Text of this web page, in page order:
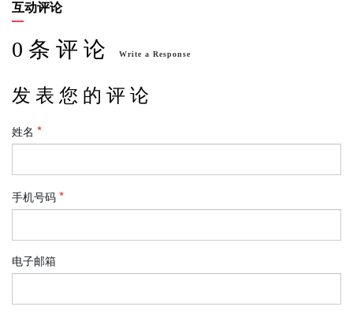
互动评论
0 条 评 论 Write a Response
发 表 您 的 评 论
姓名
手机号码
电子邮箱